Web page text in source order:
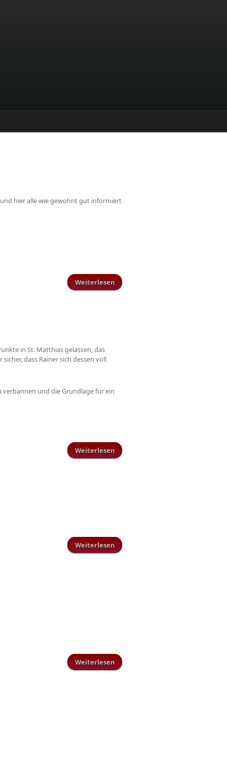
hier alle wie gewohnt gut informiert
Weiterlesen über Relegation!
in St. Matthias gelassen, das
dass Rainer sich dessen voll
und die Grundlage für ein
Weiterlesen über Es geht in die nächste Runde!
Weiterlesen über C-Juniorinnen Staffelmeister
Weiterlesen über AH Spielplan 2011 online